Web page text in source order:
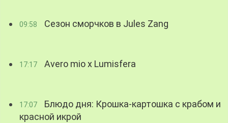
09:58 Сезон сморчков в Jules Zang
17:17 Avero mio x Lumisfera
17:07
Блюдо дня: Крошка-картошка с крабом и
красной икрой